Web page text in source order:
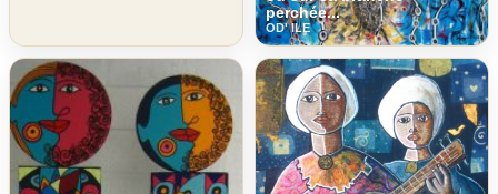
perchée...
OD' ILE